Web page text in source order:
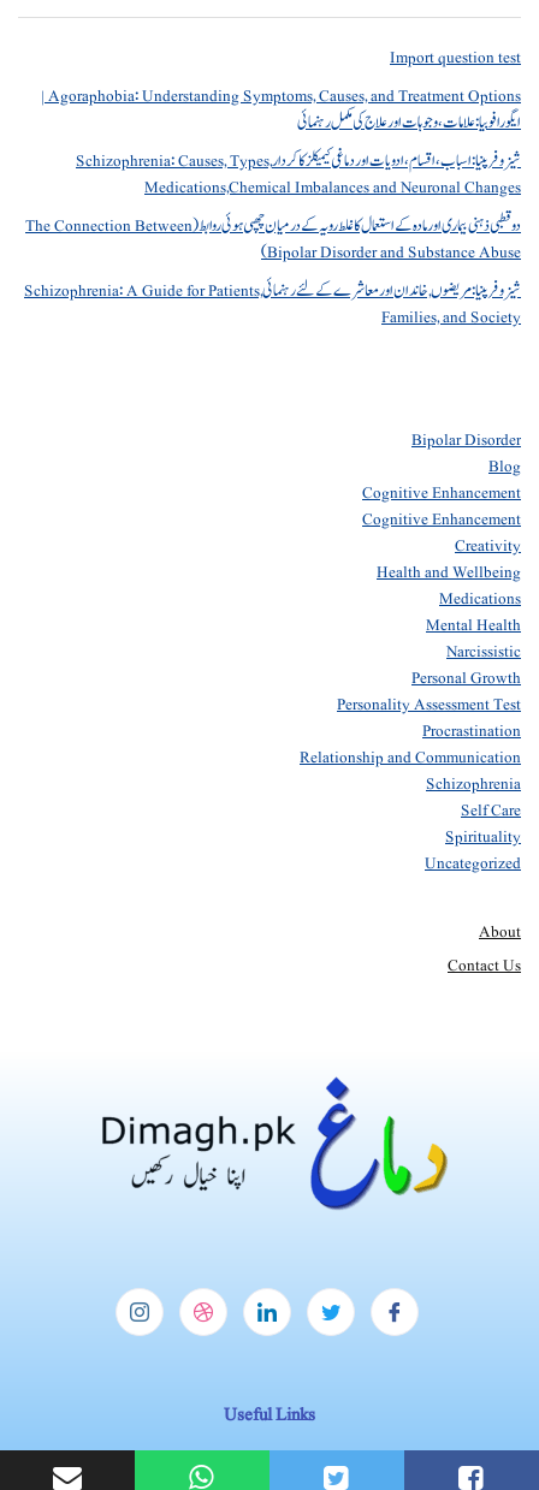
Import question test
Agoraphobia: Understanding Symptoms, Causes, and Treatment Options |
ایگورافوبیا: علامات، وجوہات اور علاج کی مکمل رہنمائی
شیزوفرینیا: اسباب، اقسام، ادویات اور دماغی کیمیکلز کا کردار Schizophrenia: Causes, Types,
Medications,Chemical Imbalances and Neuronal Changes
دو قطبی ذہنی بیماری اور مادہ کے استعمال کا غلط رویہ کے درمیان چھپی ہوئی روابط (The Connection Between
Bipolar Disorder and Substance Abuse)
شیزوفرینیا: مریضوں, خاندان اور معاشرے کے لئے رہنمائی Schizophrenia: A Guide for Patients,
Families, and Society
Bipolar Disorder
Blog
Cognitive Enhancement
Cognitive Enhancement
Creativity
Health and Wellbeing
Medications
Mental Health
Narcissistic
Personal Growth
Personality Assessment Test
Procrastination
Relationship and Communication
Schizophrenia
Self Care
Spirituality
Uncategorized
About
Contact Us
Useful Links
Homepage